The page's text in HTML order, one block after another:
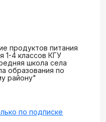
продуктов питания
1-4 классов КГУ
школа села
образования по
району"
по подписке